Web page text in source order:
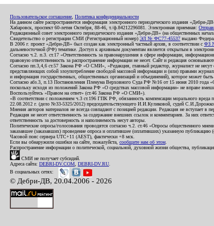
Пользовательское соглашение Политика конфиденциальности
На данном сайте распространяется информация электронного периодического издания
Хабаровск, проспект 60-летия Октября, 88-46, т./ф.84212296081. Электронная приемная:
Редакционный совет электронного периодического издания «Дебри-ДВ» (на
Свидетельство о регистрации СМИ (Регистрационный номер) ЭЛ № ФС77-45537 выдано
В 2006 г. проект «Дебри-ДВ» был создан как электронный частный архив, в соответствии с ФЗ №
дальневосточной (РФ) тематике. Доступ к архивным документам является открытым в
Согласно ч.2. п.3. ст.17 «Ответственность за правонарушения в сфере информации,
правовую ответственность за распространение информации не несет. Сайт и редакция
Согласно пп.3,4,6 ст.57 Закона РФ «О СМИ», «Редакция, главный редактор, журналист не несут
представляющих собой злоупотребление свободой массовой информации и (или) правами
и информация государственных, общественных организаций и объединений), которое может
Согласно абз.3, п.13 Постановления Пленума Верховного Суда РФ №16 от 15 июня 2010 года
поскольку исходя из положений Закона РФ «О средствах массовой информации» не вправе
Воспользуйтесь «Правом на ответ» (ст.46 Закона РФ «О СМИ»).
«В соответствии с положением ч.3 ст.196 ГПК РФ, обязанность компенсации морального
22.08.2012 г. (дело №33-5325/2012) председательствующего И.И.Куликовой, судей
Мнения авторов материалов не всегда совпадают с позицией редакции. Редакция не вступает в
Редакция не несет ответственность за содержание внешних ссылок и комментариев. За них
ответственность за достоверность и наполняемость несут авторы.
Политические опросы/голосования проводятся согласно ч.2. ст.46 «Опросы общественного
заказавшее (заказавших) проведение опроса и оплатившее (оплативших) указанную публикацию
Часовой пояс сервера UTC+11 (AEST), фактически +8 мск.
Если вы обнаружили ошибки на сайте, пожалуйста, сообщите нам об этом
Распространение информации о политической, социальной, духовной жизни общества,
СМИ не получает субсидий.
Адреса сайта: DEBRI-DV.COM DEBRI-DV.RU
В социальных сетях:
© Дебри-ДВ, 20.04.2006 - 2026